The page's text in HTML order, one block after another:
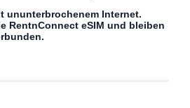
ununterbrochenem Internet.
RentnConnect eSIM und bleiben